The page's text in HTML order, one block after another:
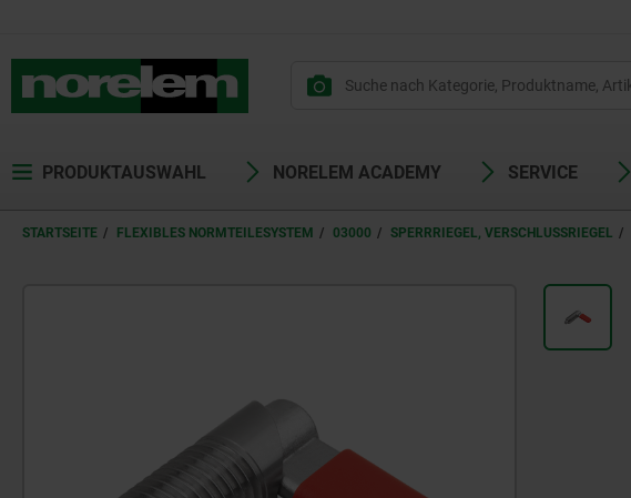
PRODUKTAUSWAHL NORELEM ACADEMY SERVICE
STARTSEITE FLEXIBLES NORMTEILESYSTEM 03000 SPERRRIEGEL, VERSCHLUSSRIEGEL